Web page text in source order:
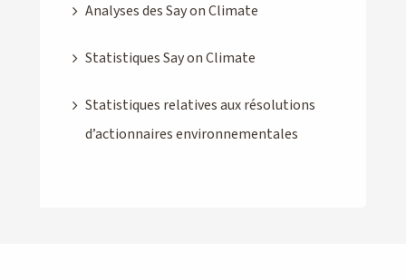
Analyses des Say on Climate
Statistiques Say on Climate
Statistiques relatives aux résolutions
d’actionnaires environnementales